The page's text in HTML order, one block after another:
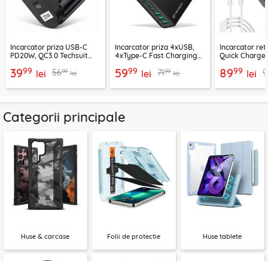
Incarcator priza USB-C
PD20W, QC3.0 Techsuit
CHPD038
3999 lei 5699 lei
Incarcator priza 4xUSB,
4xType-C Fast Charging
negru, CHPD224
5999 lei 7199 lei
Incarcator
Quick Charge
CHC2
8999 lei
Categorii principale
Huse & carcase Folii de protectie Huse tablete